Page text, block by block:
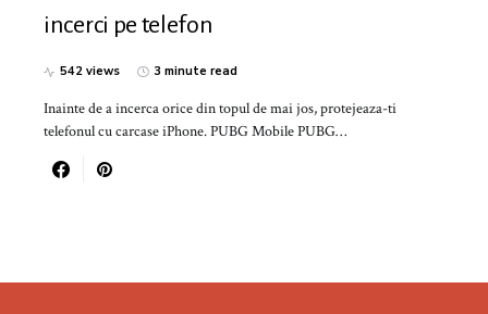
incerci pe telefon
542 views 3 minute read
Inainte de a incerca orice din topul de mai jos, protejeaza-ti
telefonul cu carcase iPhone. PUBG Mobile PUBG…